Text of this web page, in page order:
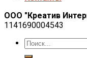
ООО "Креатив
1141690004543